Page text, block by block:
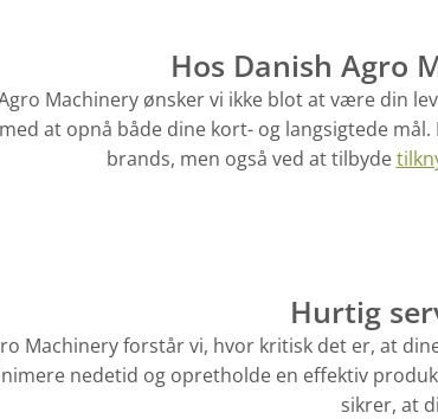
Hos Danish Agro
Machinery ønsker vi ikke blot at være din
at opnå både dine kort- og langsigtede
brands, men også ved at tilbyde
Hurtig
Machinery forstår vi, hvor kritisk det er, at
nedetid og opretholde en effektiv
sikrer, at